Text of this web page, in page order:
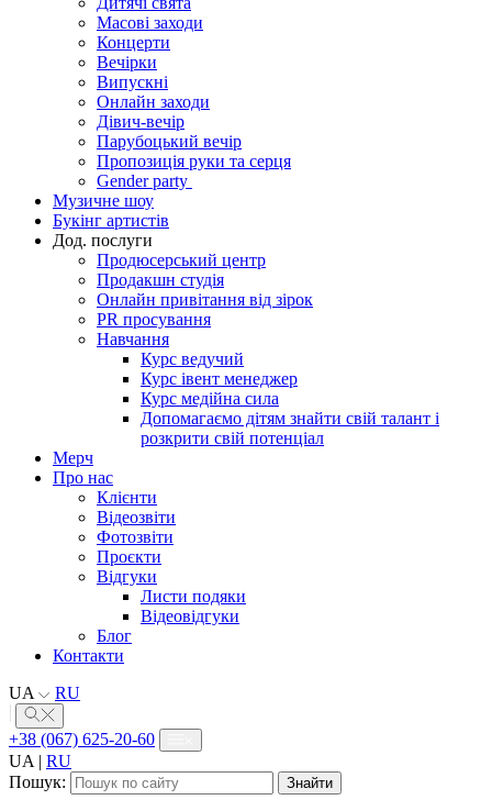
Масові заходи
Концерти
Вечірки
Випускні
Онлайн заходи
Дівич-вечір
Парубоцький вечір
Пропозиція руки та серця
Gender party
Музичне шоу
Букінг артистів
Дод. послуги
Продюсерський центр
Продакшн студія
Онлайн привітання від зірок
PR просування
Навчання
Курс ведучий
Курс івент менеджер
Курс медійна сила
Допомагаємо дітям знайти свій талант і
розкрити свій потенціал
Мерч
Про нас
Клієнти
Відеозвіти
Фотозвіти
Проєкти
Відгуки
Листи подяки
Відеовідгуки
Блог
Контакти
UA
RU
+38 (067) 625-20-60
UA | RU
Пошук: